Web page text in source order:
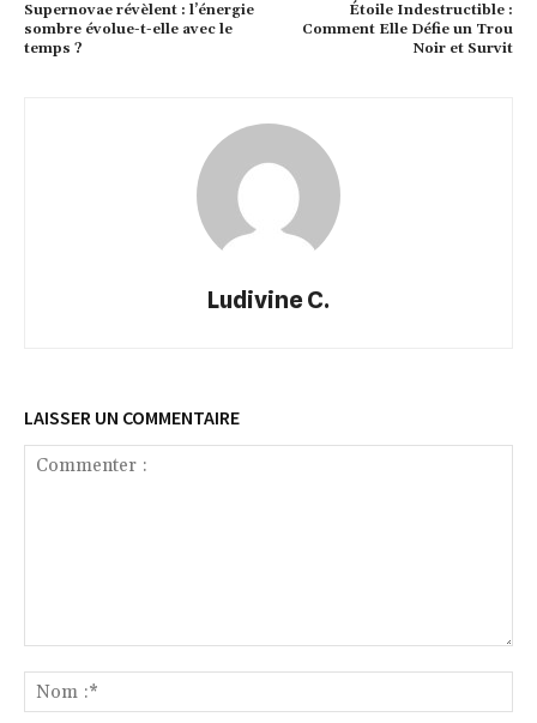
Supernovae révèlent : l’énergie
sombre évolue-t-elle avec le
temps ?
Étoile Indestructible :
Comment Elle Défie un Trou
Noir et Survit
Ludivine C.
LAISSER UN COMMENTAIRE
:*